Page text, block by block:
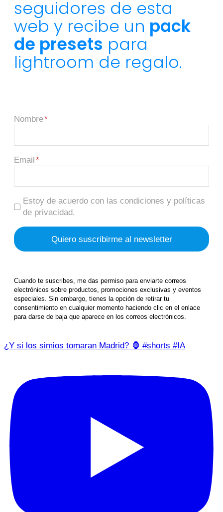
seguidores de esta
web y recibe un pack
de presets para
lightroom de regalo.
Nombre
Email
Estoy de acuerdo con las condiciones y políticas
de privacidad.
Cuando te suscribes, me das permiso para enviarte correos
electrónicos sobre productos, promociones exclusivas y eventos
especiales. Sin embargo, tienes la opción de retirar tu
consentimiento en cualquier momento haciendo clic en el enlace
para darse de baja que aparece en los correos electrónicos.
¿Y si los simios tomaran Madrid? 🦍 #shorts #IA